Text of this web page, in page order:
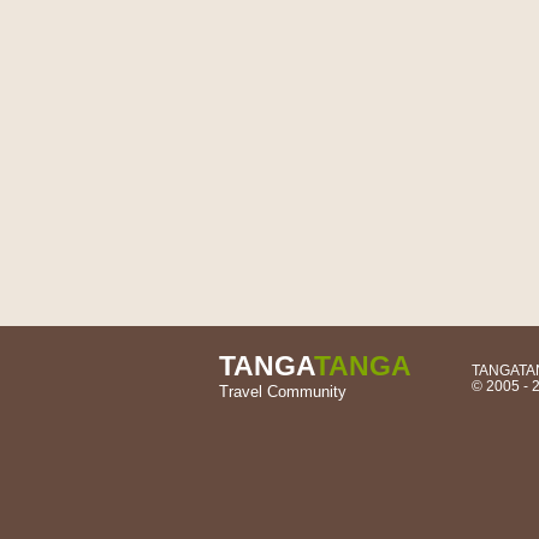
TANGATANGA
Travel Community
© 2005 -